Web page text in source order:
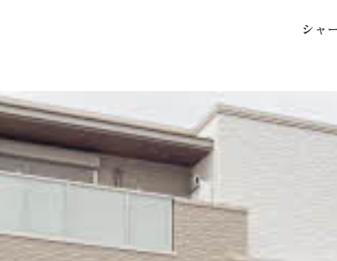
シ ャ
市区郡・路線・駅
地図から探す